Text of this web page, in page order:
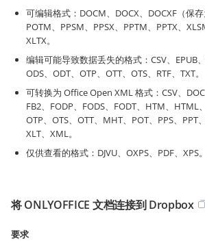
可编辑格式：DOCM、DOCX、DOCXF（保存
POTM、PPSM、PPSX、PPTM、PPTX、
XLTX。
编辑可能导致数据丢失的格式：CSV、EPUB
ODS、ODT、OTP、OTT、OTS、RTF、TXT。
可转换为 Office Open XML 格式：CSV、DOC
FB2、FODP、FODS、FODT、HTM、HTML
OTP、OTS、OTT、MHT、POT、PPS、PPT、
XLT、XML。
仅供查看的格式：DJVU、OXPS、PDF、XPS。
将 ONLYOFFICE 文档连接到 Dropbox
要求